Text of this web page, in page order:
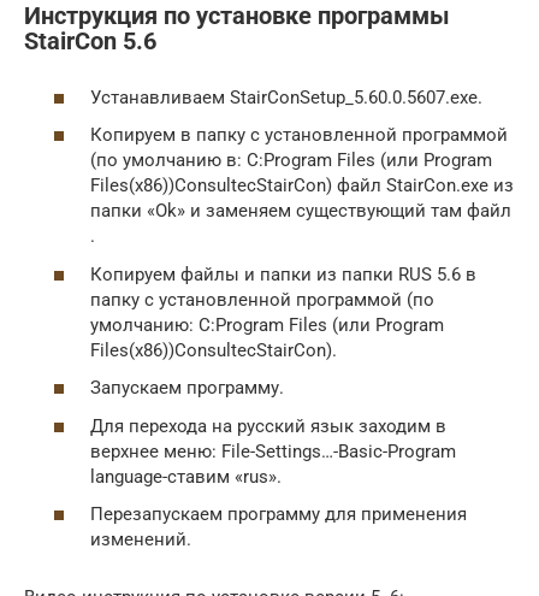
Инструкция по установке программы
StairCon 5.6
Устанавливаем StairConSetup_5.60.0.5607.exe.
Копируем в папку с установленной программой
(по умолчанию в: C:Program Files (или Program
Files(x86))ConsultecStairCon) файл StairCon.exe из
папки «Ok» и заменяем существующий там файл
.
Копируем файлы и папки из папки RUS 5.6 в
папку с установленной программой (по
умолчанию: C:Program Files (или Program
Files(x86))ConsultecStairCon).
Запускаем программу.
Для перехода на русский язык заходим в
верхнее меню: File-Settings…-Basic-Program
language-ставим «rus».
Перезапускаем программу для применения
изменений.